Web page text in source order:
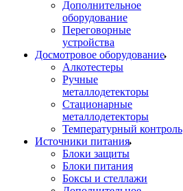
Дополнительное
оборудование
Переговорные
устройства
Досмотровое оборудование
Алкотестеры
Ручные
металлодетекторы
Стационарные
металлодетекторы
Температурный контроль
Источники питания
Блоки защиты
Блоки питания
Боксы и стеллажи